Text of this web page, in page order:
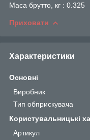
Маса брутто, кг : 0.325
Приховати
Характеристики
Основні
Виробник
Тип обприскувача
Користувальницькі
Артикул